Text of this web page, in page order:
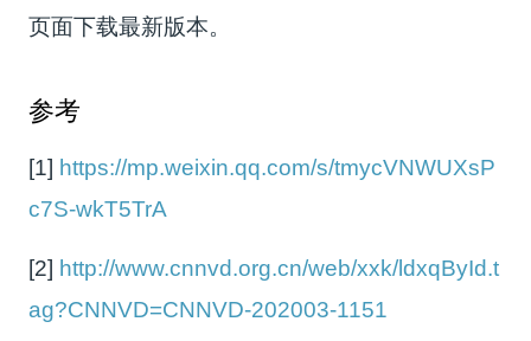
页面下载最新版本。
参考
[1] https://mp.weixin.qq.com/s/tmycVNWUXsP
c7S-wkT5TrA
[2] http://www.cnnvd.org.cn/web/xxk/ldxqById.t
ag?CNNVD=CNNVD-202003-1151